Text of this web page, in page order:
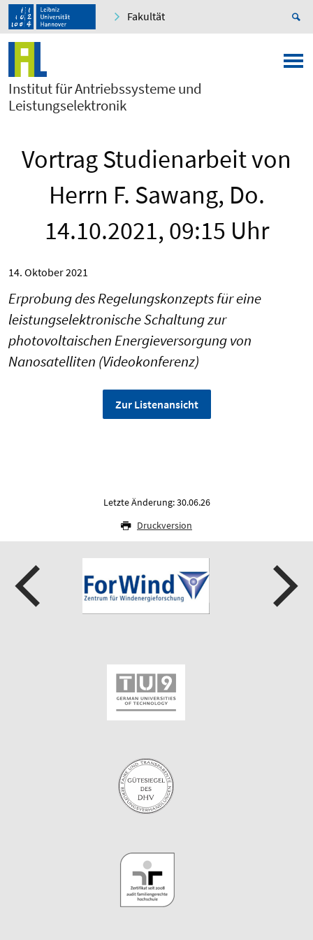
Fakultät
Institut für Antriebssysteme und
Leistungselektronik
Vortrag Studienarbeit von
Herrn F. Sawang, Do.
14.10.2021, 09:15 Uhr
14. Oktober 2021
Erprobung des Regelungskonzepts für eine
leistungselektronische Schaltung zur
photovoltaischen Energieversorgung von
Nanosatelliten (Videokonferenz)
Zur Listenansicht
Letzte Änderung: 30.06.26
Druckversion